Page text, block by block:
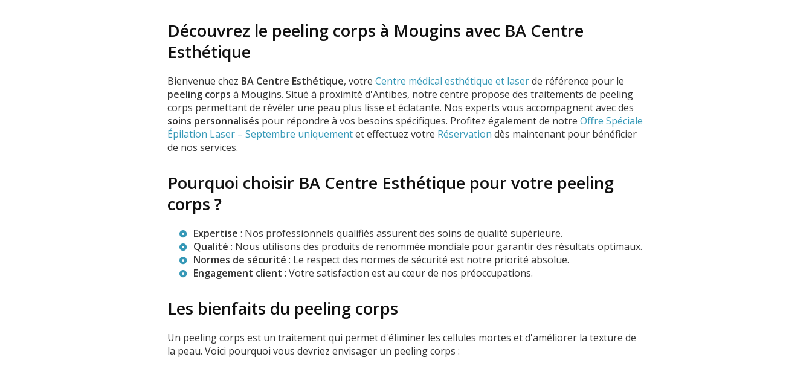
Découvrez le peeling corps à Mougins avec BA Centre
Esthétique
Bienvenue chez BA Centre Esthétique, votre Centre médical esthétique et laserde référence pour le
peeling corps à Mougins. Situé à proximité d'Antibes, notre centre propose des traitements de peeling
corps permettant de révéler une peau plus lisse et éclatante. Nos experts vous accompagnent avec des
soins personnalisés pour répondre à vos besoins spécifiques. Profitez également de notre Offre Spéciale
Épilation Laser – Septembre uniquementet effectuez votre Réservation dès maintenant pour bénéficier
de nos services.
Pourquoi choisir BA Centre Esthétique pour votre peeling
corps ?
Expertise : Nos professionnels qualifiés assurent des soins de qualité supérieure.
Qualité : Nous utilisons des produits de renommée mondiale pour garantir des résultats optimaux.
Normes de sécurité : Le respect des normes de sécurité est notre priorité absolue.
Engagement client : Votre satisfaction est au cœur de nos préoccupations.
Les bienfaits du peeling corps
Un peeling corps est un traitement qui permet d'éliminer les cellules mortes et d'améliorer la texture de
la peau. Voici pourquoi vous devriez envisager un peeling corps :